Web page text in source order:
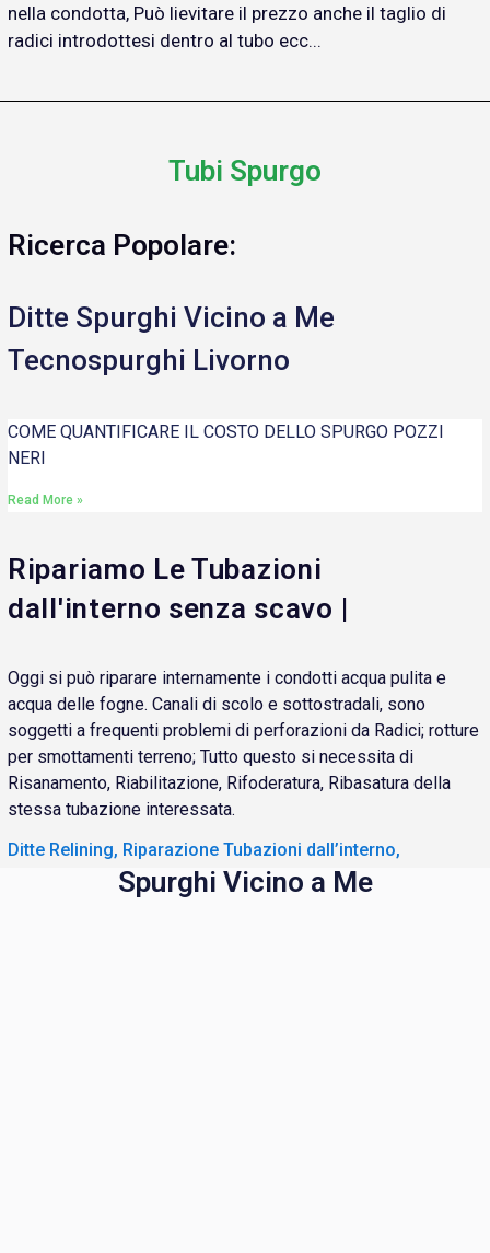
nella condotta, Può lievitare il prezzo anche il taglio di
radici introdottesi dentro al tubo ecc...
Tubi Spurgo
Ricerca Popolare:
Ditte Spurghi Vicino a Me
Tecnospurghi Livorno
COME QUANTIFICARE IL COSTO DELLO SPURGO POZZI
NERI
Read More »
Ripariamo Le Tubazioni
dall'interno senza scavo |
Oggi si può riparare internamente i condotti acqua pulita e
acqua delle fogne. Canali di scolo e sottostradali, sono
soggetti a frequenti problemi di perforazioni da Radici; rotture
per smottamenti terreno; Tutto questo si necessita di
Risanamento, Riabilitazione, Rifoderatura, Ribasatura della
stessa tubazione interessata.
Ditte Relining, Riparazione Tubazioni dall’interno,
Spurghi Vicino a Me